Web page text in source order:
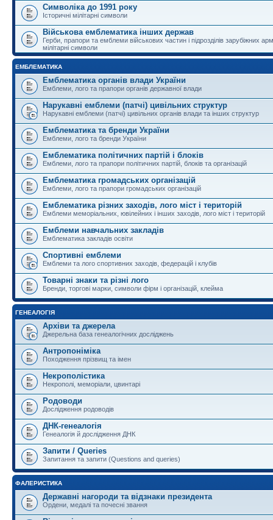
Символіка до 1991 року
Історичні мілітарні символи
Військова емблематика інших держав
Герби, прапори та емблеми військових частин і підрозділів зарубіжних
мілітарні символи
ЕМБЛЕМАТИКА
Емблематика органів влади України
Емблеми, лого та прапори органів державної влади
Нарукавні емблеми (патчі) цивільних структур
Нарукавні емблеми (патчі) цивільних органів влади та інших структур
Емблематика та бренди України
Емблеми, лого та бренди України
Емблематика політичних партій і блоків
Емблеми, лого та прапори політичних партій, блоків та організацій
Емблематика громадських організацій
Емблеми, лого та прапори громадських організацій
Емблематика різних заходів, лого міст і територій
Емблеми меморіальних, ювілейних і інших заходів, лого міст і територій
Емблеми навчальних закладів
Емблематика закладів освіти
Спортивні емблеми
Емблеми та лого спортивних заходів, федерацій і клубів
Товарні знаки та різні лого
Бренди, торгові марки, символи фірм і організацій, клейма
ГЕНЕАЛОГІЯ
Архіви та джерела
Джерельна база генеалогічних досліджень
Антропоніміка
Походження прізвищ та імен
Некрополістика
Некрополі, меморіали, цвинтарі
Родоводи
Дослідження родоводів
ДНК-генеалогія
Генеалогія й дослідження ДНК
Запити / Queries
Запитання та запити (Questions and queries)
ФАЛЕРИСТИКА
Державні нагороди та відзнаки президента
Ордени, медалі та почесні звання